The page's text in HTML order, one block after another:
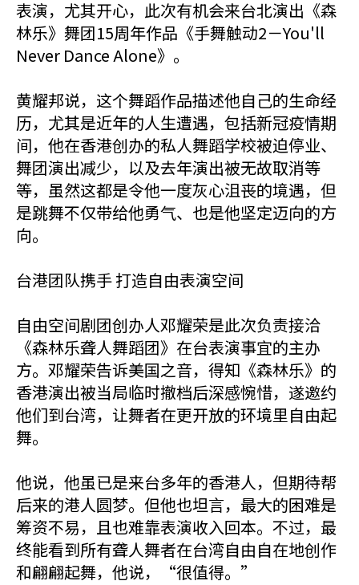
表演，尤其开心，此次有机会来台北演出《森
林乐》舞团15周年作品《手舞触动2－You'll
Never Dance Alone》。
黄耀邦说，这个舞蹈作品描述他自己的生命经
历，尤其是近年的人生遭遇，包括新冠疫情期
间，他在香港创办的私人舞蹈学校被迫停业、
舞团演出减少，以及去年演出被无故取消等
等，虽然这都是令他一度灰心沮丧的境遇，但
是跳舞不仅带给他勇气、也是他坚定迈向的方
向。
台港团队携手 打造自由表演空间
自由空间剧团创办人邓耀荣是此次负责接洽
《森林乐聋人舞蹈团》在台表演事宜的主办
方。邓耀荣告诉美国之音，得知《森林乐》的
香港演出被当局临时撤档后深感惋惜，遂邀约
他们到台湾，让舞者在更开放的环境里自由起
舞。
他说，他虽已是来台多年的香港人，但期待帮
后来的港人圆梦。但他也坦言，最大的困难是
筹资不易，且也难靠表演收入回本。不过，最
终能看到所有聋人舞者在台湾自由自在地创作
和翩翩起舞，他说，“很值得。”